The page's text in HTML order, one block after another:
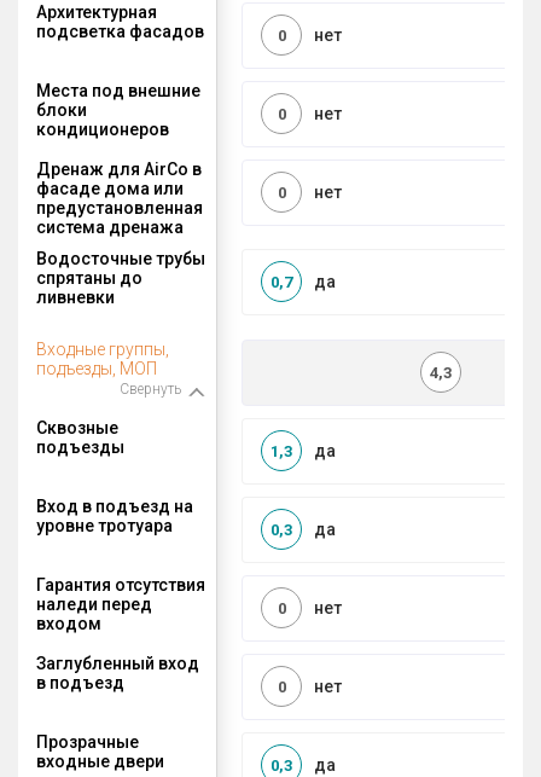
Архитектурная
подсветка фасадов
нет
0
Места под внешние
блоки
кондиционеров
нет
0
Дренаж для AirCo в
фасаде дома или
предустановленная
система дренажа
нет
0
Водосточные трубы
спрятаны до
ливневки
да
0,7
Входные группы,
подъезды, МОП
Свернуть
4,3
Сквозные
подъезды
да
1,3
Вход в подъезд на
уровне тротуара
да
0,3
Гарантия отсутствия
наледи перед
входом
нет
0
Заглубленный вход
в подъезд
нет
0
Прозрачные
входные двери
да
0,3